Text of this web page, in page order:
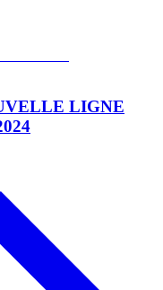
LIGNE